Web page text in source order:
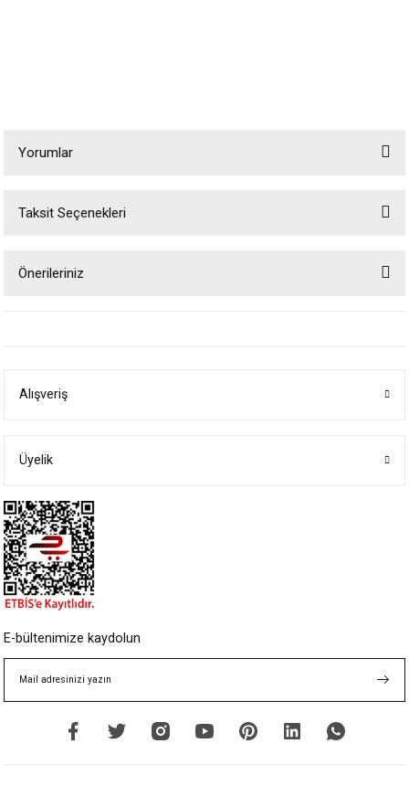
Yorumlar
Taksit Seçenekleri
Önerileriniz
Ürün bilgilerinde hatalar bulunuyor.
Bu ürüne benzer farklı alternatifler olmalı.
Alışveriş
Üyelik
E-bültenimize kaydolun